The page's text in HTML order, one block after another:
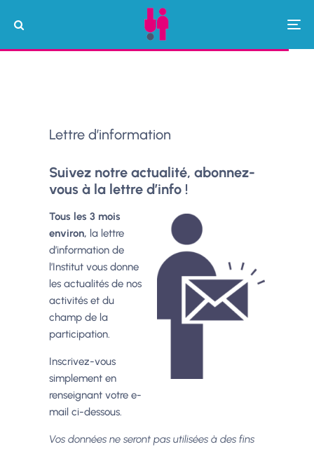
Lettre d’information
Suivez notre actualité, abonnez-
vous à la lettre d’info !
Tous les 3 mois
environ, la lettre
d’information de
l’Institut vous donne
les actualités de nos
activités et du
champ de la
participation.
Inscrivez-vous
simplement en
renseignant votre e-
mail ci-dessous.
Vos données ne seront pas utilisées à des fins